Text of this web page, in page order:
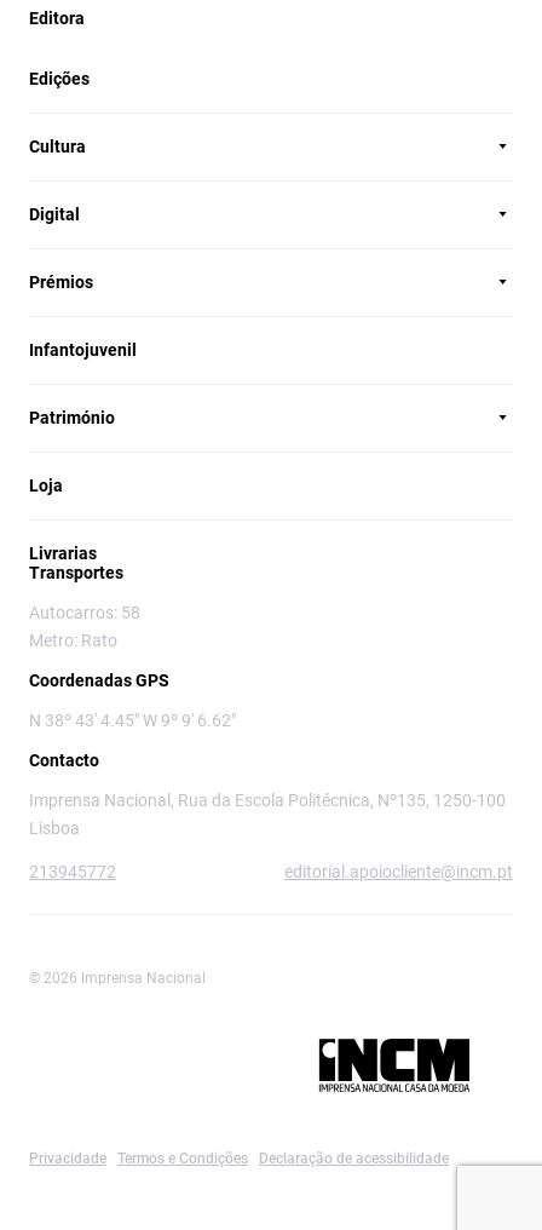
Editora
Edições
Cultura
Digital
Prémios
Infantojuvenil
Património
Loja
Livrarias
Transportes
Autocarros: 58
Metro: Rato
Coordenadas GPS
N 38º 43' 4.45" W 9º 9' 6.62"
Contacto
Imprensa Nacional, Rua da Escola Politécnica, Nº135, 1250-100
Lisboa
213945772 editorial.apoiocliente@incm.pt
© 2026 Imprensa Nacional
Privacidade Termos e Condições Declaração de acessibilidade